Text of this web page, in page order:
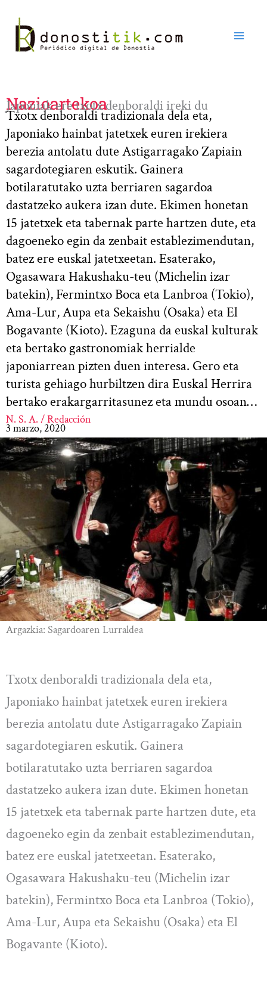
contenido
Nazioartekoa
Japoniak ere txotx denboraldi ireki du
Txotx denboraldi tradizionala dela eta,
Japoniako hainbat jatetxek euren irekiera
berezia antolatu dute Astigarragako Zapiain
sagardotegiaren eskutik. Gainera
botilaratutako uzta berriaren sagardoa
dastatzeko aukera izan dute. Ekimen honetan
15 jatetxek eta tabernak parte hartzen dute, eta
dagoeneko egin da zenbait establezimendutan,
batez ere euskal jatetxeetan. Esaterako,
Ogasawara Hakushaku-teu (Michelin izar
batekin), Fermintxo Boca eta Lanbroa (Tokio),
Ama-Lur, Aupa eta Sekaishu (Osaka) eta El
Bogavante (Kioto). Ezaguna da euskal kulturak
eta bertako gastronomiak herrialde
japoniarrean pizten duen interesa. Gero eta
turista gehiago hurbiltzen dira Euskal Herrira
bertako erakargarritasunez eta mundu osoan…
N. S. A. / Redacción
3 marzo, 2020
Argazkia: Sagardoaren Lurraldea
Txotx denboraldi tradizionala dela eta,
Japoniako hainbat jatetxek euren irekiera
berezia antolatu dute Astigarragako Zapiain
sagardotegiaren eskutik. Gainera
botilaratutako uzta berriaren sagardoa
dastatzeko aukera izan dute. Ekimen honetan
15 jatetxek eta tabernak parte hartzen dute, eta
dagoeneko egin da zenbait establezimendutan,
batez ere euskal jatetxeetan. Esaterako,
Ogasawara Hakushaku-teu (Michelin izar
batekin), Fermintxo Boca eta Lanbroa (Tokio),
Ama-Lur, Aupa eta Sekaishu (Osaka) eta El
Bogavante (Kioto).